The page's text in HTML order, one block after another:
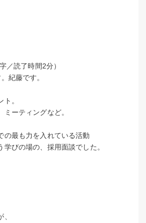
／読了時間2分）
紀藤です。
。
ーティングなど。
の最も力を入れている活動
学びの場の、採用面談でした。